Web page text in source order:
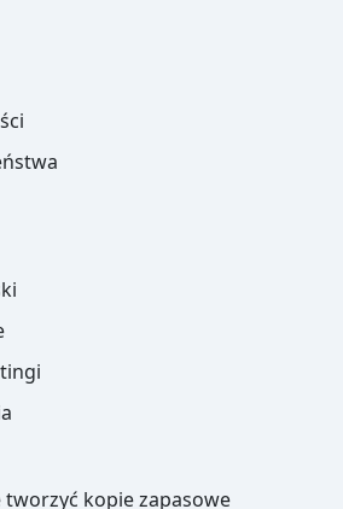
tworzyć kopie zapasowe